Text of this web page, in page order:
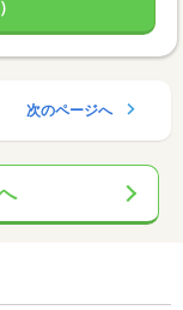
次のページへ